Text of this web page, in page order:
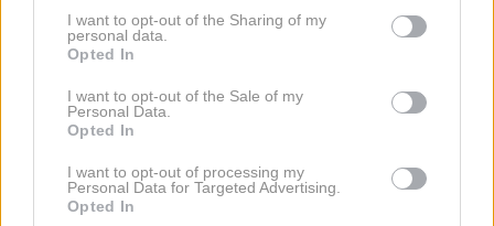
I want to opt-out of the Sharing of my
personal data.
Opted In
I want to opt-out of the Sale of my
Personal Data.
Opted In
I want to opt-out of processing my
Personal Data for Targeted Advertising.
Opted In
saj vam vsaka drugačna priložnost lahko malce
popestri dan, saj dolgčasa ne prenesete.
Tehtnica
Ljubezen
Kljub hladni in zadržani energiji lune bodo vaša čustva